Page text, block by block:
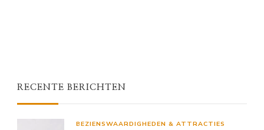
RECENTE BERICHTEN
BEZIENSWAARDIGHEDEN & ATTRACTIES